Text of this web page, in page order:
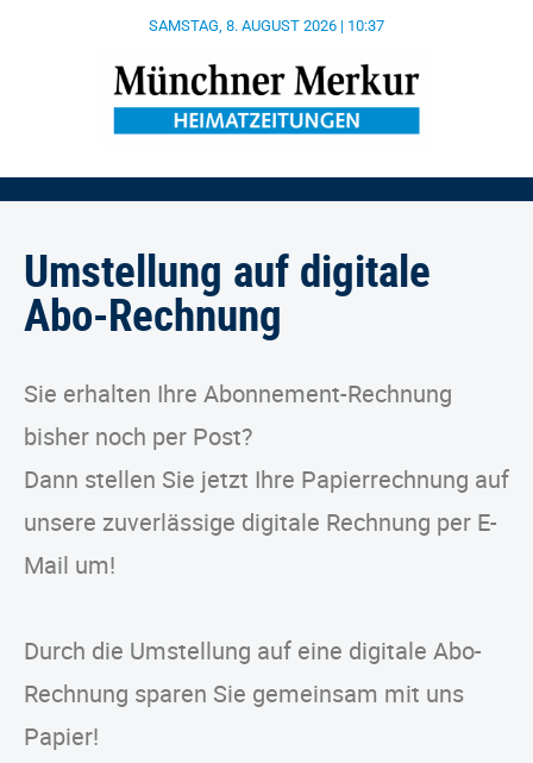
SAMSTAG, 8. AUGUST 2026 | 10:37
Umstellung auf digitale
Abo-Rechnung
Sie erhalten Ihre Abonnement-Rechnung
bisher noch per Post?
Dann stellen Sie jetzt Ihre Papierrechnung auf
unsere zuverlässige digitale Rechnung per E-
Mail um!
Durch die Umstellung auf eine digitale Abo-
Rechnung sparen Sie gemeinsam mit uns
Papier!